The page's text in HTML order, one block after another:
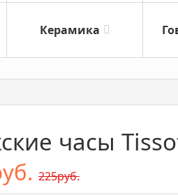
Керамика
часы
225руб.